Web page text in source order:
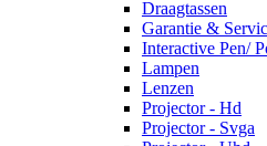
Draagtassen
Garantie &
Interactive Pen/
Lampen
Lenzen
Projector - Hd
Projector - Svga